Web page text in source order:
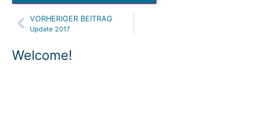
Welcome!
Alternative:
VORHERIGER BEITRAG
Update 2017